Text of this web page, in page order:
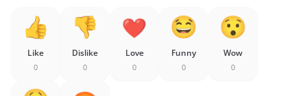
Like
0
Dislike
0
Love
0
Funny
0
Wow
0